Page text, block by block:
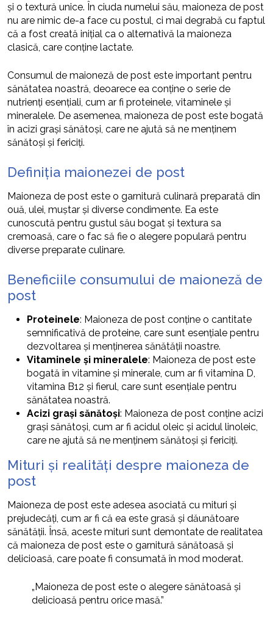
și o textură unice. În ciuda numelui său, maioneza de post
nu are nimic de-a face cu postul, ci mai degrabă cu faptul
că a fost creată inițial ca o alternativă la maioneza
clasică, care conține lactate.
Consumul de maioneză de post este important pentru
sănătatea noastră, deoarece ea conține o serie de
nutrienți esențiali, cum ar fi proteinele, vitaminele și
mineralele. De asemenea, maioneza de post este bogată
în acizi grași sănătoși, care ne ajută să ne menținem
sănătoși și fericiți.
Definiția maionezei de post
Maioneza de post este o garnitură culinară preparată din
ouă, ulei, muștar și diverse condimente. Ea este
cunoscută pentru gustul său bogat și textura sa
cremoasă, care o fac să fie o alegere populară pentru
diverse preparate culinare.
Beneficiile consumului de maioneză de
post
Proteinele: Maioneza de post conține o cantitate
semnificativă de proteine, care sunt esențiale pentru
dezvoltarea și menținerea sănătății noastre.
Vitaminele și mineralele: Maioneza de post este
bogată în vitamine și minerale, cum ar fi vitamina D,
vitamina B12 și fierul, care sunt esențiale pentru
sănătatea noastră.
Acizi grași sănătoși: Maioneza de post conține acizi
grași sănătoși, cum ar fi acidul oleic și acidul linoleic,
care ne ajută să ne menținem sănătoși și fericiți.
Mituri și realități despre maioneza de
post
Maioneza de post este adesea asociată cu mituri și
prejudecăți, cum ar fi că ea este grasă și dăunătoare
sănătății. Însă, aceste mituri sunt demontate de realitatea
că maioneza de post este o garnitură sănătoasă și
delicioasă, care poate fi consumată în mod moderat.
„Maioneza de post este o alegere sănătoasă și
delicioasă pentru orice masă.”